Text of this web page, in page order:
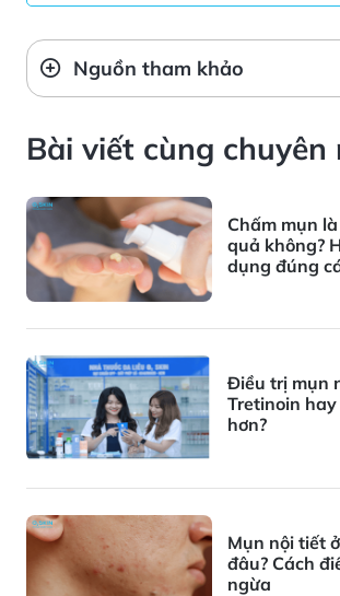
Nguồn tham khảo
Bài viết cùng chuyên
Chấm mụn
quả không?
dụng đúng
Điều trị mụn
Tretinoin
hơn?
Mụn nội tiết
đâu? Cách
ngừa